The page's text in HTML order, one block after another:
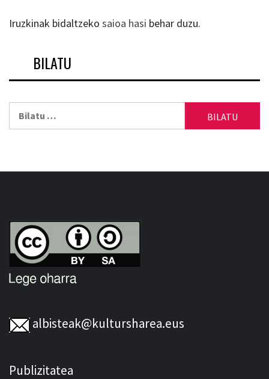
Iruzkinak bidaltzeko saioa hasi behar duzu.
BILATU
albisteak@kultursharea.eus
Publizitatea